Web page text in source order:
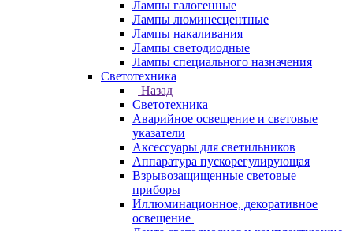
Лампы галогенные
Лампы люминесцентные
Лампы накаливания
Лампы светодиодные
Лампы специального назначения
Светотехника
Назад
Светотехника
Аварийное освещение и световые
указатели
Аксессуары для светильников
Аппаратура пускорегулирующая
Взрывозащищенные световые
приборы
Иллюминационное, декоративное
освещение